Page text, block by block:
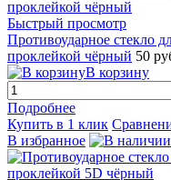
Быстрый просмотр
Противоударное стекло
проклейкой чёрный 50
В корзину
Подробнее
Купить в 1 клик
В избранное